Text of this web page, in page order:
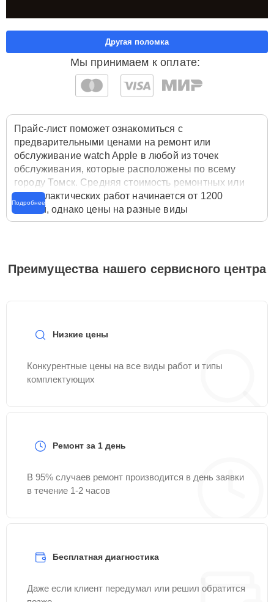
Мы принимаем к оплате:
Другая поломка
Прайс-лист поможет ознакомиться с
предварительными ценами на ремонт или
обслуживание watch Apple в любой из точек
обслуживания, которые расположены по всему
городу Томск. Средняя стоимость ремонтных или
профилактических работ начинается от 1200
рублей, однако цены на разные виды
комплектующих могут различаться. Полную
службы заботы о клиентах. Для расчета итоговой
стоимости ремонта watch достаточно позвонить по
Подробнее
Преимущества нашего сервисного центра
Низкие цены
Конкурентные цены на все виды работ и типы
комплектующих
Ремонт за 1 день
В 95% случаев ремонт производится в день заявки
в течение 1-2 часов
Бесплатная диагностика
Даже если клиент передумал или решил обратится